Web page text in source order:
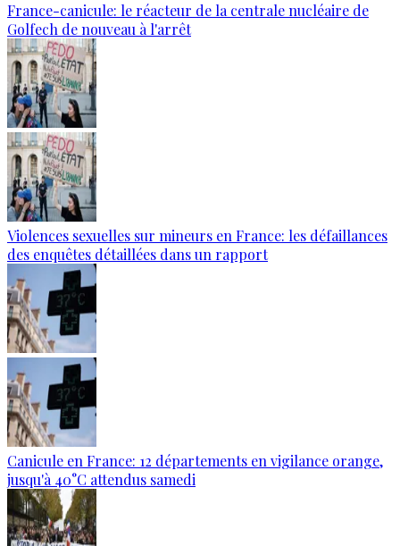
France-canicule: le réacteur de la centrale nucléaire de
Golfech de nouveau à l'arrêt
Violences sexuelles sur mineurs en France: les défaillances
des enquêtes détaillées dans un rapport
Canicule en France: 12 départements en vigilance orange,
jusqu'à 40°C attendus samedi